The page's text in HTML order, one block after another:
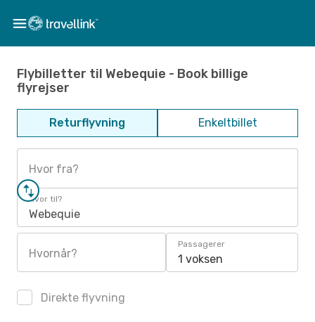
Flybilletter til Webequie - Book billige
flyrejser
Returflyvning Enkeltbillet
Hvor fra?
Hvor til?
Webequie
Hvornår?
Passagerer
1 voksen
Direkte flyvning